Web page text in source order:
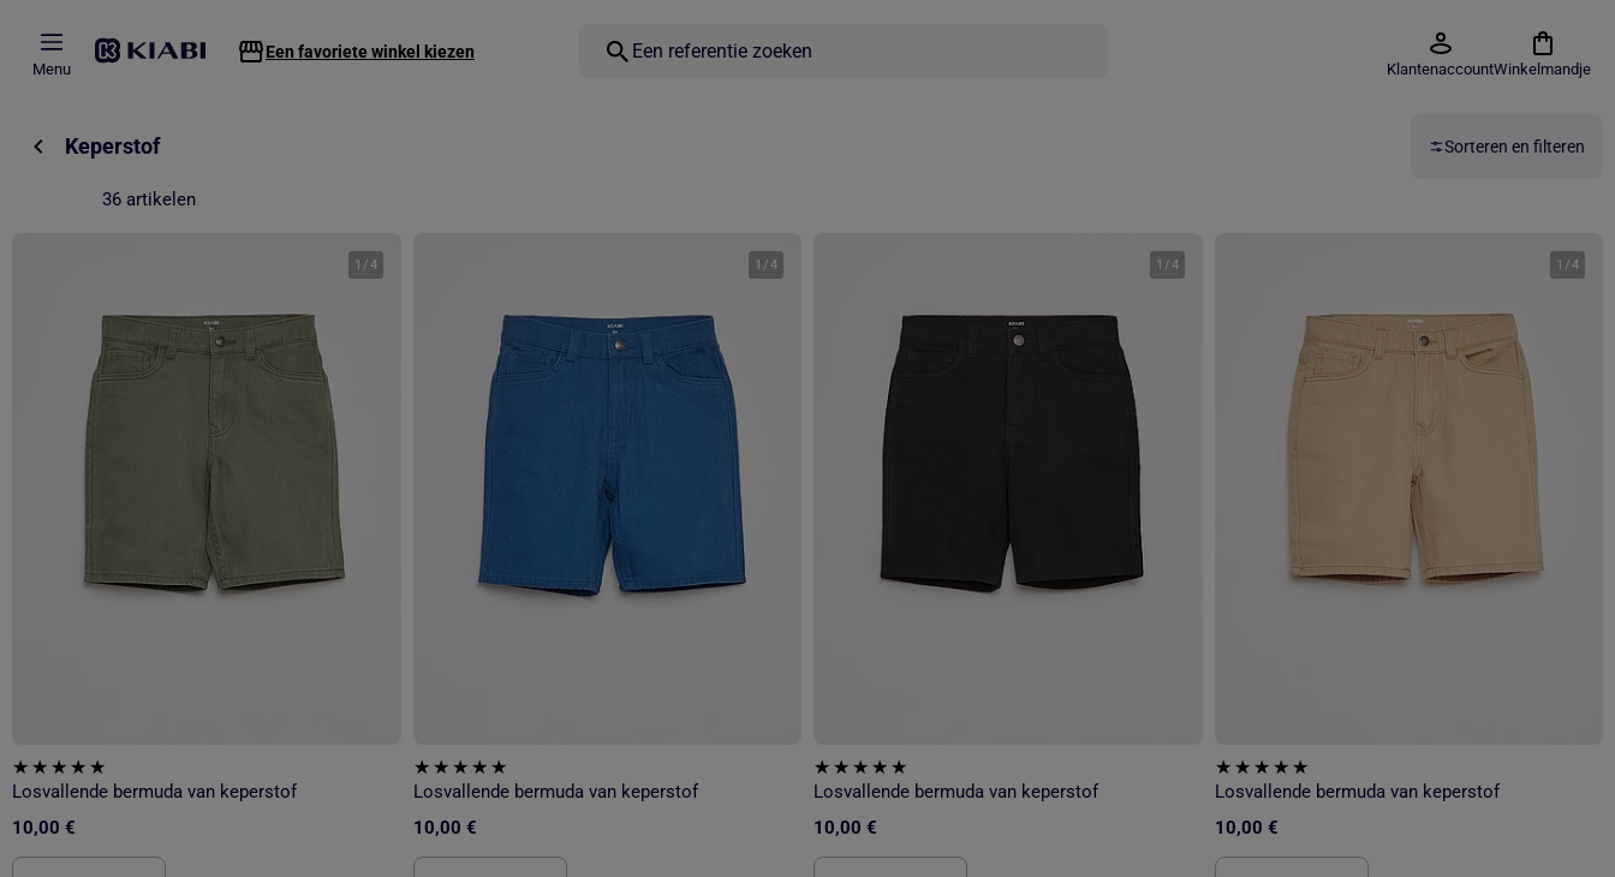
Menu
Een favoriete winkel kiezen
KlantenaccountWinkelmandje
Keperstof Sorteren en filteren
36 artikelen
1 /4
Losvallende bermuda van keperstof
10,00 €
1 /4
Losvallende bermuda van keperstof
10,00 €
1 /4
Losvallende bermuda van keperstof
10,00 €
1 /4
Losvallende bermuda van keperstof
10,00 €